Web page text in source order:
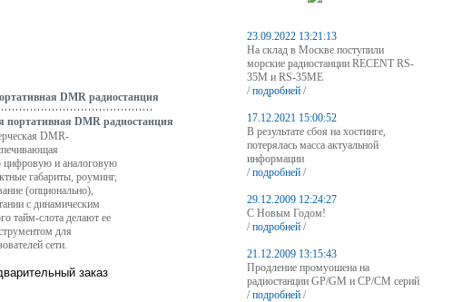
DMR радиостанция
DMR-
цифровую и аналоговую
габариты, роуминг,
(опционально),
с динамическим
тайм-слота делают ее
для
сети.
23.09.2022 13:21:13
На склад в Москве поступили
морские радиостанции RECENT RS-
35M и RS-35ME
/подробней /
17.12.2021 15:00:52
В результате сбоя на хостинге,
потерялась масса актуальной
информации
/подробней /
29.12.2009 12:24:27
С Новым Годом!
/подробней /
21.12.2009 13:15:43
Продление промуошена на
радиостанции GP/GM и CP/CM серий
/подробней /